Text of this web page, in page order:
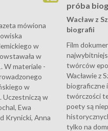
mówiona
w
w
W materiale -
w
Uczestniczą w
Ewa
Krynicki, Anna
próba
Wacław z
biografii
Film
twórców
Wacławie z
biograficzne
twórczości
poety są
tylko na